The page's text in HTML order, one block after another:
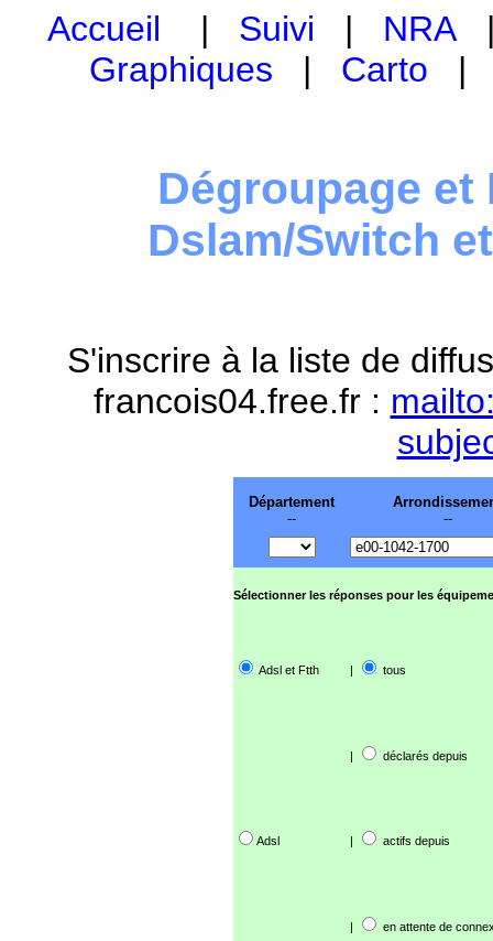
Accueil | Suivi | NRA
Graphiques | Carto
Dégroupage et
Dslam/Switch
S'inscrire à la liste de
francois04.free.fr :
Département
--
--
Sélectionner les réponses pour les
Adsl et Ftth | tous
| déclarés depuis
Adsl | actifs depuis
| en attente de